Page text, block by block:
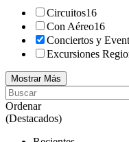
Circuitos16
Con Aéreo16
Conciertos y
Excursiones
Mostrar Más
Ordenar
(Destacados)